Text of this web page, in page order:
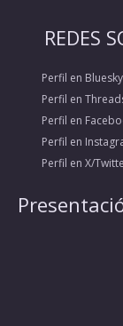
REDES
Perfil en Bluesky
Perfil en
Perfil en
Perfil en
Perfil en X/